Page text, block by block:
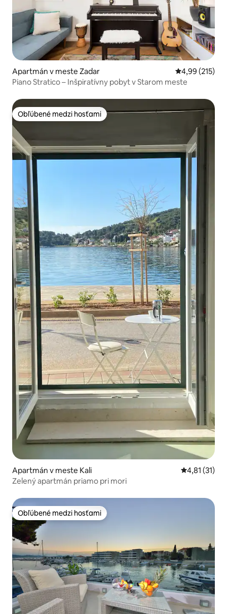
Apartmán v meste Zadar Priemerné
4,99 (215)
Piano Stratico – Inšpiratívny pobyt v Starom meste
Obľúbené medzi hosťami
Obľúbené medzi hosťami
Apartmán v meste Kali Priemerné
4,81 (31)
Zelený apartmán priamo pri mori
Obľúbené medzi hosťami
Obľúbené medzi hosťami